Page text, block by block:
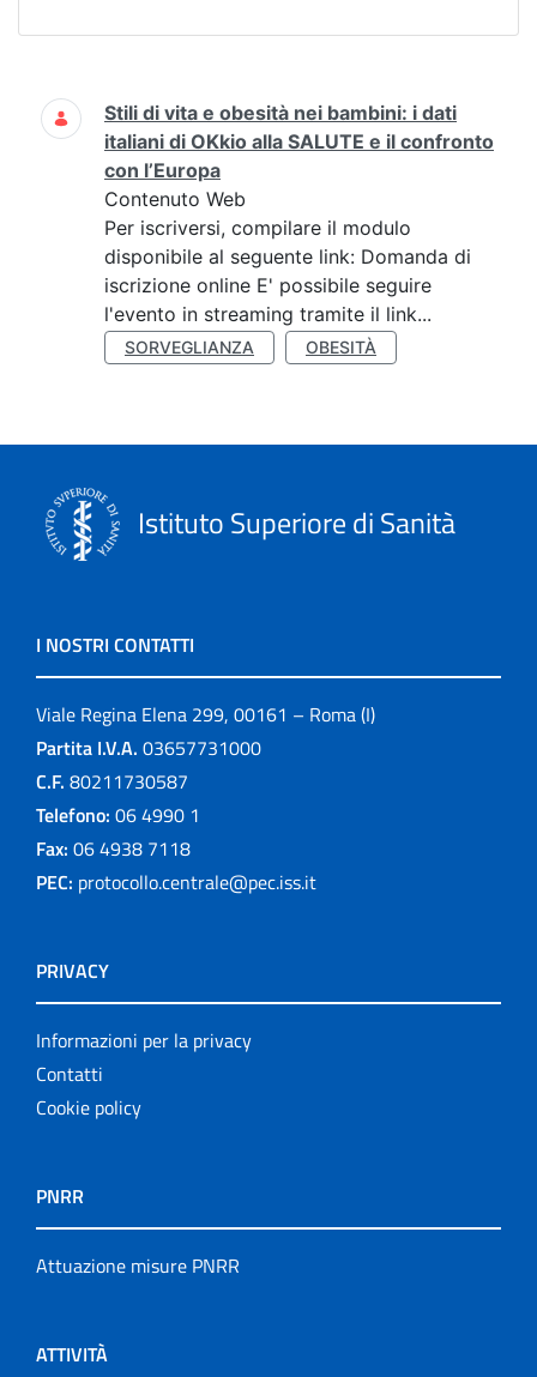
Ricerca
Stili di vita e obesità nei bambini: i dati
italiani di OKkio alla SALUTE e il confronto
con l’Europa
Contenuto Web
Per iscriversi, compilare il modulo
disponibile al seguente link: Domanda di
iscrizione online E' possibile seguire
l'evento in streaming tramite il link...
SORVEGLIANZA OBESITÀ
Istituto Superiore di Sanità
I NOSTRI CONTATTI
Viale Regina Elena 299, 00161 – Roma (I)
Partita I.V.A. 03657731000
C.F. 80211730587
Telefono: 06 4990 1
Fax: 06 4938 7118
PEC: protocollo.centrale@pec.iss.it
PRIVACY
Informazioni per la privacy
Contatti
Cookie policy
PNRR
Attuazione misure PNRR
ATTIVITÀ